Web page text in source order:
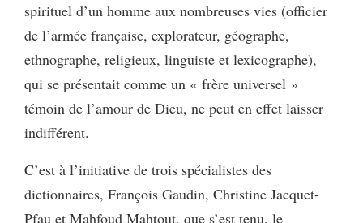
spirituel d’un homme aux nombreuses vies (officier
de l’armée française, explorateur, géographe,
ethnographe, religieux, linguiste et lexicographe),
qui se présentait comme un « frère universel »
témoin de l’amour de Dieu, ne peut en effet laisser
indifférent.
C’est à l’initiative de trois spécialistes des
dictionnaires, François Gaudin, Christine Jacquet-
Pfau et Mahfoud Mahtout, que s’est tenu, le